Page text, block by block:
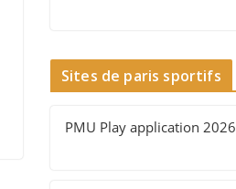
Sites de paris sportifs
PMU Play application 2026